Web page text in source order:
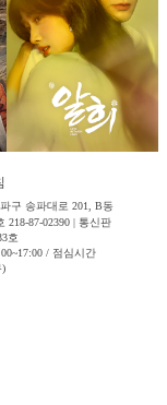
구 송파대로 201, B동
218-87-02390 | 통신판
호
/ 점심시간
)